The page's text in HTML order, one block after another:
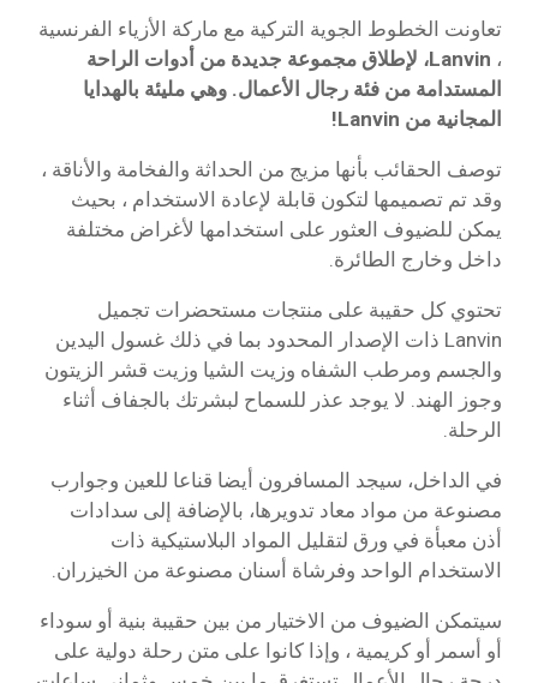
تعاونت الخطوط الجوية التركية مع ماركة الأزياء الفرنسية
،
Lanvin، لإطلاق مجموعة جديدة من أدوات الراحة
المستدامة من فئة رجال الأعمال. وهي مليئة بالهدايا
المجانية من Lanvin!
توصف الحقائب بأنها مزيج من الحداثة والفخامة والأناقة ،
وقد تم تصميمها لتكون قابلة لإعادة الاستخدام ، بحيث
يمكن للضيوف العثور على استخدامها لأغراض مختلفة
داخل وخارج الطائرة.
تحتوي كل حقيبة على منتجات مستحضرات تجميل
Lanvin ذات الإصدار المحدود بما في ذلك غسول اليدين
والجسم ومرطب الشفاه وزيت الشيا وزيت قشر الزيتون
وجوز الهند. لا يوجد عذر للسماح لبشرتك بالجفاف أثناء
الرحلة.
في الداخل، سيجد المسافرون أيضا قناعا للعين وجوارب
مصنوعة من مواد معاد تدويرها، بالإضافة إلى سدادات
أذن معبأة في ورق لتقليل المواد البلاستيكية ذات
الاستخدام الواحد وفرشاة أسنان مصنوعة من الخيزران.
سيتمكن الضيوف من الاختيار من بين حقيبة بنية أو سوداء
أو أسمر أو كريمية ، وإذا كانوا على متن رحلة دولية على